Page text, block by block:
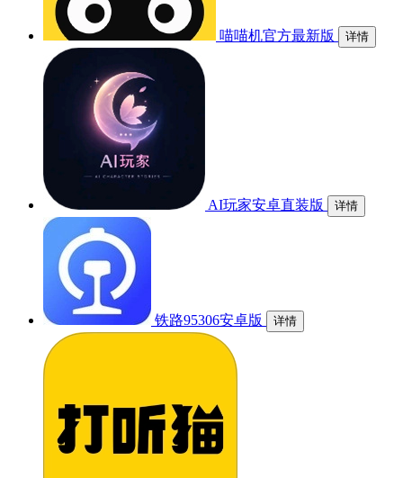
喵喵机官方最新版 详情
AI玩家安卓直装版 详情
铁路95306安卓版 详情